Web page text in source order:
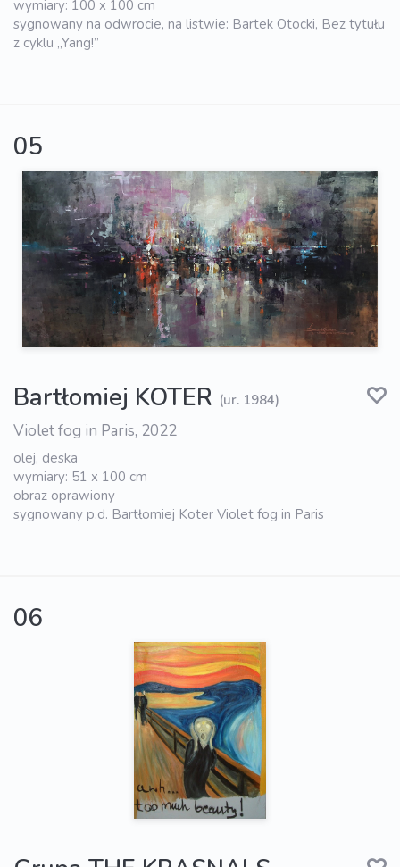
wymiary: 100 x 100 cm
sygnowany na odwrocie, na listwie: Bartek Otocki, Bez tytułu
z cyklu „Yang!”
05
Bartłomiej KOTER (ur. 1984)
Violet fog in Paris, 2022
olej, deska
wymiary: 51 x 100 cm
obraz oprawiony
sygnowany p.d. Bartłomiej Koter Violet fog in Paris
06